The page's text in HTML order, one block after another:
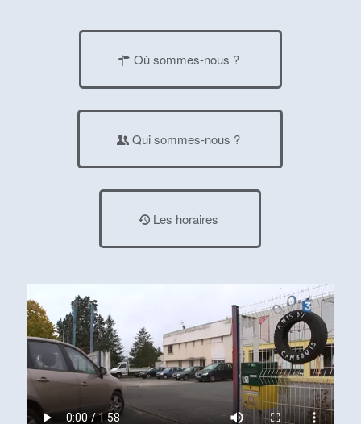
Où sommes-nous ?
Qui sommes-nous ?
Les horaires